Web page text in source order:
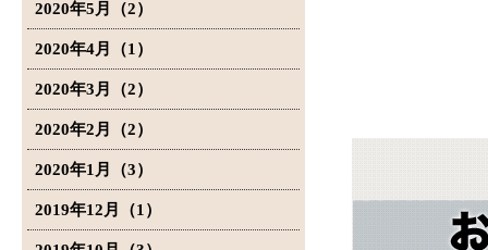
2020年5月（2）
2020年4月（1）
2020年3月（2）
2020年2月（2）
2020年1月（3）
2019年12月（1）